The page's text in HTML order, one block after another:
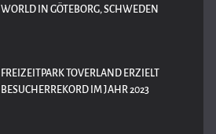
WORLD IN GÖTEBORG, SCHWEDEN
FREIZEITPARK TOVERLAND ERZIELT
BESUCHERREKORD IM JAHR 2023